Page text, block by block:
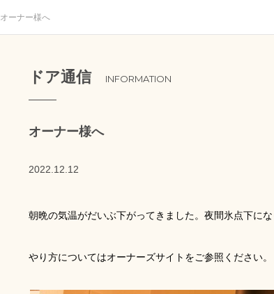
オーナー様へ
ドア通信 INFORMATION
オーナー様へ
2022.12.12
朝晩の気温がだいぶ下がってきました。夜間氷点下に
やり方についてはオーナーズサイトをご参照ください。